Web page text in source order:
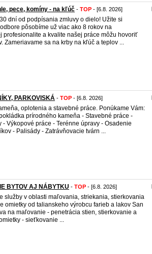
pece, komíny - na kľúč - TOP - [6.8. 2026]
dní od podpísania zmluvy o dielo! Užite si
pôsobíme už viac ako 8 rokov na
profesionalite a kvalite našej práce môžu hovoriť
Zameriavame sa na krby na kľúč a teplov ...
PARKOVISKÁ - TOP - [6.8. 2026]
oplotenia a stavebné práce. Ponúkame Vám:
prírodného kameňa - Stavebné práce -
- Výkopové práce - Terénne úpravy - Osadenie
- Palisády - Zatrávňovacie tvárn ...
BYTOV AJ NÁBYTKU - TOP - [6.8. 2026]
služby v oblasti maľovania, striekania, stierkovania
omietky od talianskeho výrobcu farieb a lakov San
na maľovanie - penetrácia stien, stierkovanie a
- sieťkovanie ...